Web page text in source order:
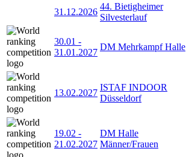
31.12.2026
44. Bietigheimer
Silvesterlauf
30.01 -
31.01.2027
DM Mehrkampf Halle
13.02.2027
ISTAF INDOOR
Düsseldorf
19.02 -
21.02.2027
DM Halle
Männer/Frauen